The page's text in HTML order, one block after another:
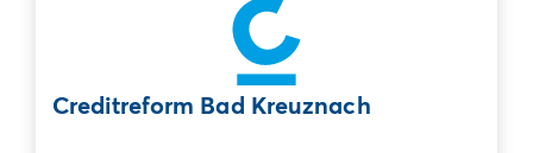
Creditreform Bad Kreuznach